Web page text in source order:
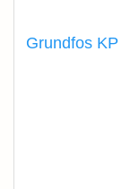
Grundfos KP